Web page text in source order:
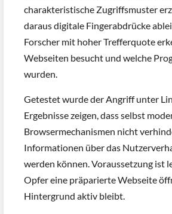
charakteristische Zugriffsmuster
daraus digitale Fingerabdrücke
Forscher mit hoher Trefferquote
Webseiten besucht und welche
wurden.
Getestet wurde der Angriff unter
Ergebnisse zeigen, dass selbst
Browsermechanismen nicht
Informationen über das
werden können. Voraussetzung ist
Opfer eine präparierte Webseite
Hintergrund aktiv bleibt.